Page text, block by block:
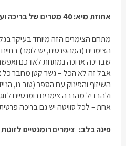
אחוזת מיא: 40 מטרים של בריכה ועוד אחת פרטית לכל זוג
הצימרים (המהפנטים, יש לומר)
שבריכה ארוכה נמתחת לאורכם
אבל זה לא הכל – גשר קטן מחבר כל
השיזוף והפינוק עם הספר (טוב נו,
ולהבדיל מהרבהצימרים רומנטיים
אחת – לכל סוויטה יש גם בריכה
פינה בלב: צימרים רומנטיים לזוגות